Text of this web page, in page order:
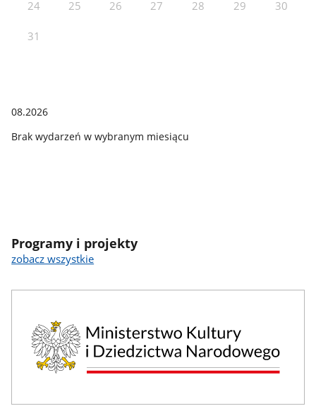
24 25 26 27 28 29 30
31
08.2026
Brak wydarzeń w wybranym miesiącu
Programy i projekty
zobacz wszystkie